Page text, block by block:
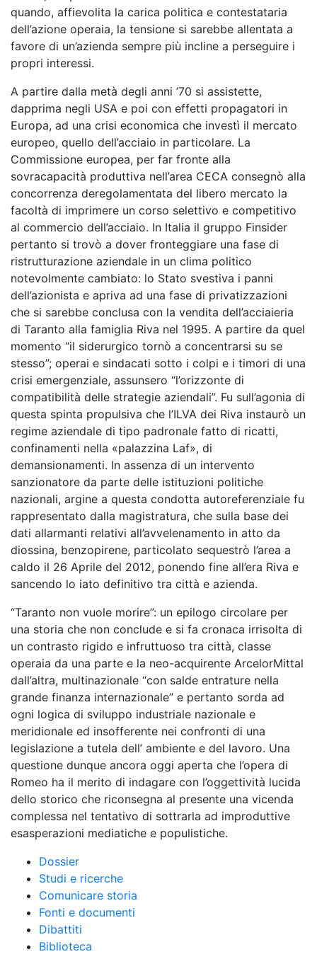
quando, affievolita la carica politica e contestataria
dell’azione operaia, la tensione si sarebbe allentata a
favore di un’azienda sempre più incline a perseguire i
propri interessi.
A partire dalla metà degli anni ’70 si assistette,
dapprima negli USA e poi con effetti propagatori in
Europa, ad una crisi economica che investì il mercato
europeo, quello dell’acciaio in particolare. La
Commissione europea, per far fronte alla
sovracapacità produttiva nell’area CECA consegnò alla
concorrenza deregolamentata del libero mercato la
facoltà di imprimere un corso selettivo e competitivo
al commercio dell’acciaio. In Italia il gruppo Finsider
pertanto si trovò a dover fronteggiare una fase di
ristrutturazione aziendale in un clima politico
notevolmente cambiato: lo Stato svestiva i panni
dell’azionista e apriva ad una fase di privatizzazioni
che si sarebbe conclusa con la vendita dell’acciaieria
di Taranto alla famiglia Riva nel 1995. A partire da quel
momento “il siderurgico tornò a concentrarsi su se
stesso”; operai e sindacati sotto i colpi e i timori di una
crisi emergenziale, assunsero “l’orizzonte di
compatibilità delle strategie aziendali”. Fu sull’agonia di
questa spinta propulsiva che l’ILVA dei Riva instaurò un
regime aziendale di tipo padronale fatto di ricatti,
confinamenti nella «palazzina Laf», di
demansionamenti. In assenza di un intervento
sanzionatore da parte delle istituzioni politiche
nazionali, argine a questa condotta autoreferenziale fu
rappresentato dalla magistratura, che sulla base dei
dati allarmanti relativi all’avvelenamento in atto da
diossina, benzopirene, particolato sequestrò l’area a
caldo il 26 Aprile del 2012, ponendo fine all’era Riva e
sancendo lo iato definitivo tra città e azienda.
“Taranto non vuole morire”: un epilogo circolare per
una storia che non conclude e si fa cronaca irrisolta di
un contrasto rigido e infruttuoso tra città, classe
operaia da una parte e la neo-acquirente ArcelorMittal
dall’altra, multinazionale “con salde entrature nella
grande finanza internazionale” e pertanto sorda ad
ogni logica di sviluppo industriale nazionale e
meridionale ed insofferente nei confronti di una
legislazione a tutela dell’ ambiente e del lavoro. Una
questione dunque ancora oggi aperta che l’opera di
Romeo ha il merito di indagare con l’oggettività lucida
dello storico che riconsegna al presente una vicenda
complessa nel tentativo di sottrarla ad improduttive
esasperazioni mediatiche e populistiche.
Dossier
Studi e ricerche
Comunicare storia
Fonti e documenti
Dibattiti
Biblioteca